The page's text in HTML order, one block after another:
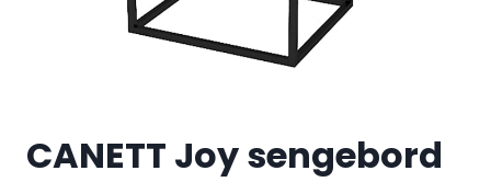
CANETT Joy sengebord